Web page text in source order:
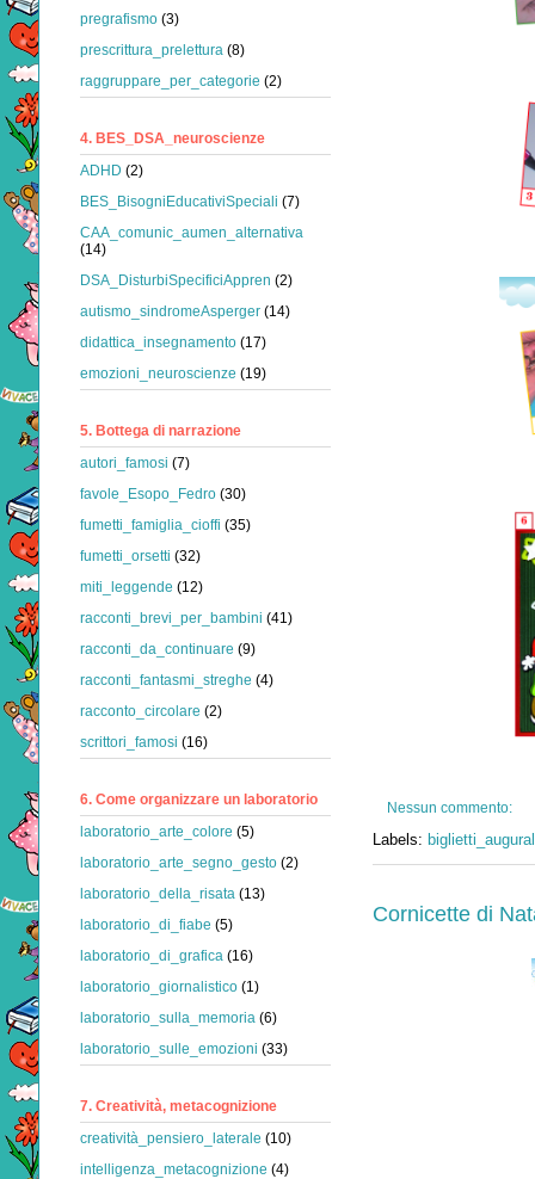
Nessun commento:
Labels:
Cornicette di
pregrafismo (3)
prescrittura_prelettura (8)
raggruppare_per_categorie (2)
4. BES_DSA_neuroscienze
ADHD (2)
BES_BisogniEducativiSpeciali (7)
CAA_comunic_aumen_alternativa
(14)
DSA_DisturbiSpecificiAppren (2)
autismo_sindromeAsperger (14)
didattica_insegnamento (17)
emozioni_neuroscienze (19)
5. Bottega di narrazione
autori_famosi (7)
favole_Esopo_Fedro (30)
fumetti_famiglia_cioffi (35)
fumetti_orsetti (32)
miti_leggende (12)
racconti_brevi_per_bambini (41)
racconti_da_continuare (9)
racconti_fantasmi_streghe (4)
racconto_circolare (2)
scrittori_famosi (16)
6. Come organizzare un laboratorio
laboratorio_arte_colore (5)
laboratorio_arte_segno_gesto (2)
laboratorio_della_risata (13)
laboratorio_di_fiabe (5)
laboratorio_di_grafica (16)
laboratorio_giornalistico (1)
laboratorio_sulla_memoria (6)
laboratorio_sulle_emozioni (33)
7. Creatività, metacognizione
creatività_pensiero_laterale (10)
intelligenza_metacognizione (4)